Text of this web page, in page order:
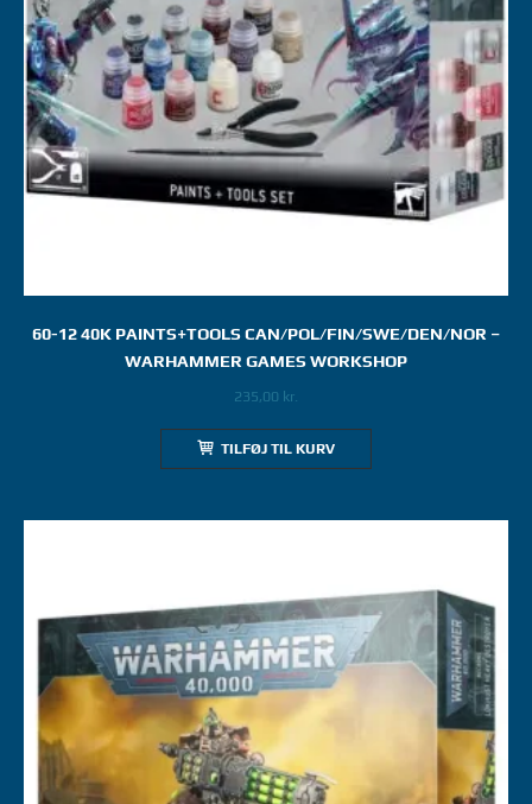
60-12 40K PAINTS+TOOLS CAN/POL/FIN/SWE/DEN/NOR –
WARHAMMER GAMES WORKSHOP
235,00 kr.
TILFØJ TIL KURV